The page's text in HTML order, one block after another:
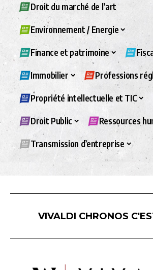
Droit du marché de l’art
Environnement / Energie
Finance et patrimoine
Immobilier Professions
Propriété intellectuelle et TIC
Droit Public Ressources
Transmission d’entreprise
VIVALDI CHRONOS